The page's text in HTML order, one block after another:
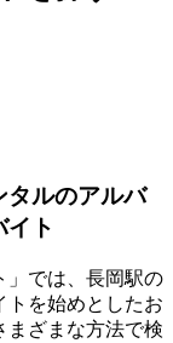
タルのアルバ
イト
」では、長岡駅の
トを始めとしたお
まざまな方法で検